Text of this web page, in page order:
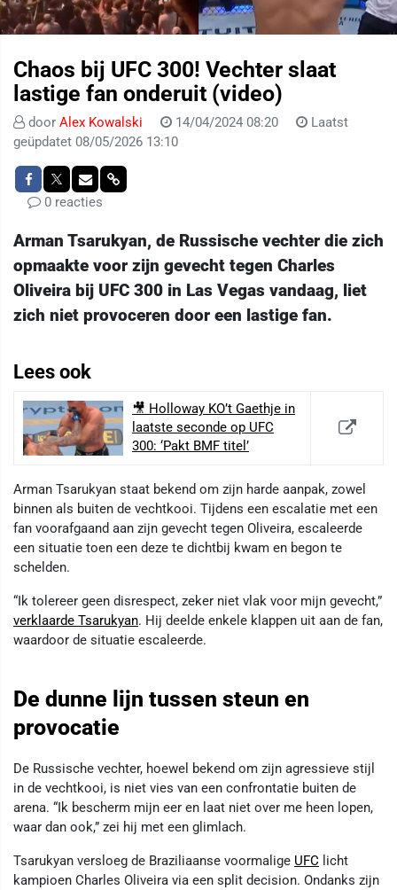
Chaos bij UFC 300! Vechter slaat
lastige fan onderuit (video)
door Alex Kowalski 14/04/2024 08:20
Laatst
geüpdatet 08/05/2026 13:10
0 reacties
Arman Tsarukyan, de Russische vechter die zich
opmaakte voor zijn gevecht tegen Charles
Oliveira bij UFC 300 in Las Vegas vandaag, liet
zich niet provoceren door een lastige fan.
Lees ook
🎥 Holloway KO’t Gaethje in
laatste seconde op UFC
300: ‘Pakt BMF titel’
Arman Tsarukyan staat bekend om zijn harde aanpak, zowel
binnen als buiten de vechtkooi. Tijdens een escalatie met een
fan voorafgaand aan zijn gevecht tegen Oliveira, escaleerde
een situatie toen een deze te dichtbij kwam en begon te
schelden.
“Ik tolereer geen disrespect, zeker niet vlak voor mijn gevecht,”
verklaarde Tsarukyan. Hij deelde enkele klappen uit aan de fan,
waardoor de situatie escaleerde.
De dunne lijn tussen steun en
provocatie
De Russische vechter, hoewel bekend om zijn agressieve stijl
in de vechtkooi, is niet vies van een confrontatie buiten de
arena. “Ik bescherm mijn eer en laat niet over me heen lopen,
waar dan ook,” zei hij met een glimlach.
Tsarukyan versloeg de Braziliaanse voormalige UFC licht
kampioen Charles Oliveira via een split decision. Ondanks zijn